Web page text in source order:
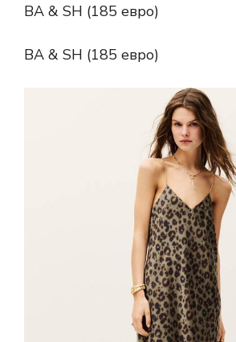
BA & SH (185 евро)
BA & SH (185 евро)